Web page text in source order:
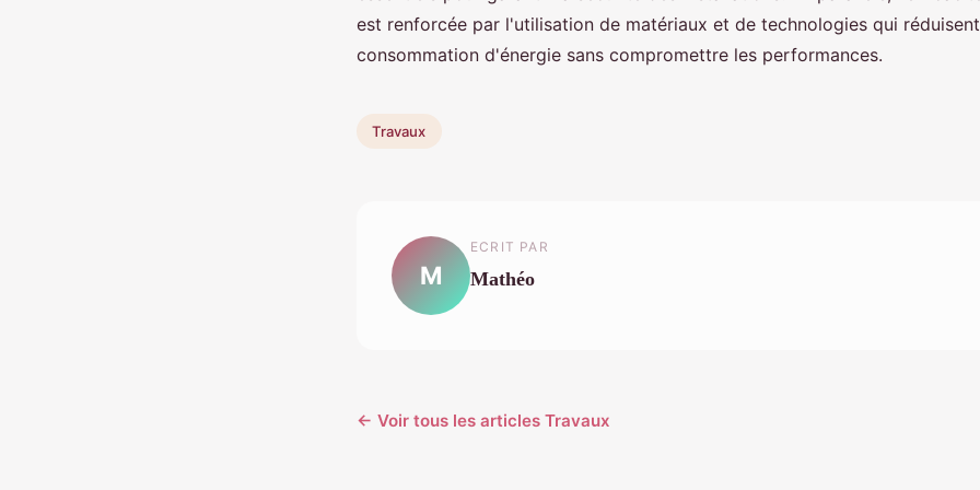
est renforcée par l'utilisation de matériaux et de technologies qui
consommation d'énergie sans compromettre les performances.
Travaux
M
ECRIT PAR
Mathéo
← Voir tous les articles Travaux